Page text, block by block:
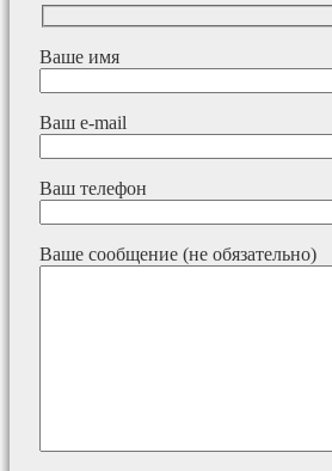
Ваше имя
Ваш e-mail
Ваш телефон
Ваше сообщение (не обязательно)